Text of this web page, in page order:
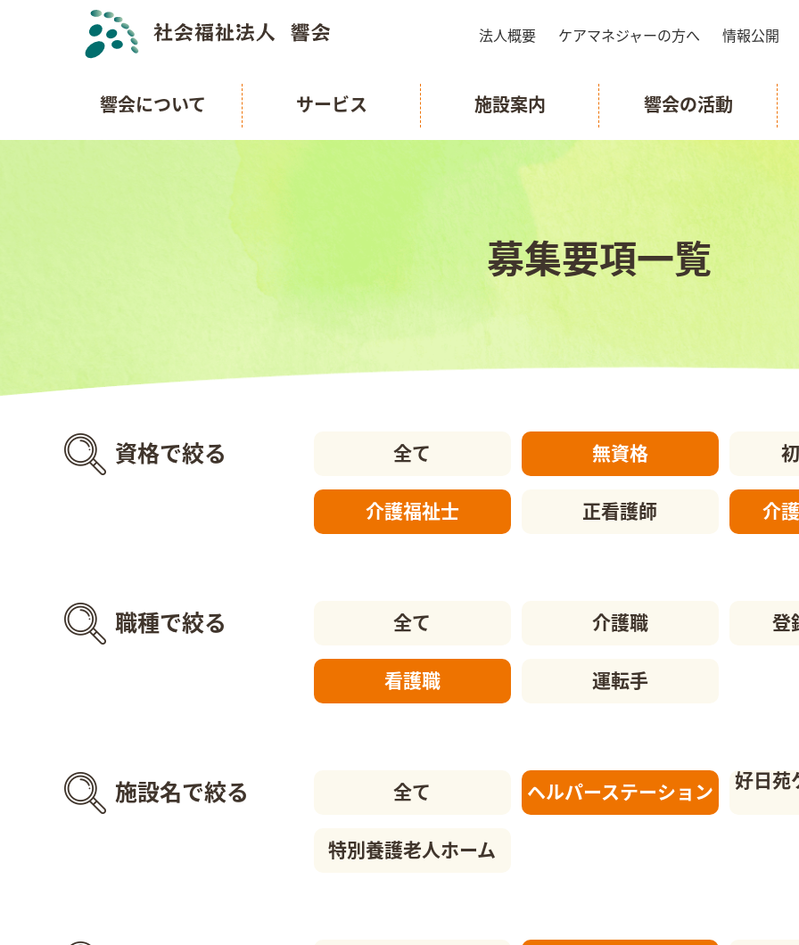
法人概要 ケアマネジャーの方へ 情報公開
響会について サービス 施設案内 響会の活動
募集要項一覧
資格で絞る 全て 無資格
介護福祉士 正看護師 介
職種で絞る 全て 介護職 登
看護職 運転手
施設名で絞る 全て ヘルパーステーション
好日苑
特別養護老人ホーム